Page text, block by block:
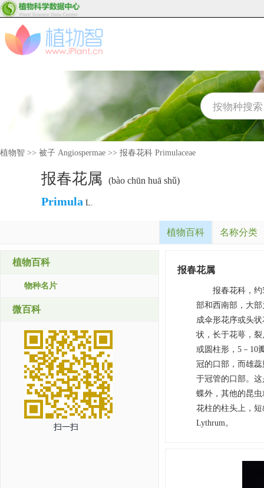
植物智 >> 被子 Angiospermae >> 报春花科 Primulaceae
报春花属 (bào chūn huā shǔ)
Primula L.
植物百科 名称分类
植物百科
物种名片
微百科
扫一扫
报春花属
报春花科，
部和西南部，大
成伞形花序或头
状，长于花萼，
或圆柱形，5－10
冠的口部，而雄
于冠管的口部。
蝶外，其他的昆
花柱的柱头上，
Lythrum。